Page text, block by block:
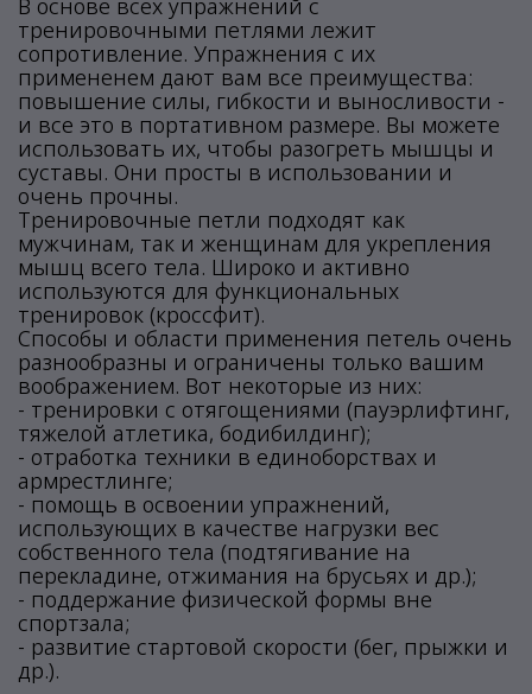
В основе всех упражнений с
тренировочными петлями лежит
сопротивление. Упражнения с их
примененем дают вам все преимущества:
повышение силы, гибкости и выносливости -
и все это в портативном размере. Вы можете
использовать их, чтобы разогреть мышцы и
суставы. Они просты в использовании и
очень прочны.
Тренировочные петли подходят как
мужчинам, так и женщинам для укрепления
мышц всего тела. Широко и активно
используются для функциональных
тренировок (кроссфит).
Способы и области применения петель очень
разнообразны и ограничены только вашим
воображением. Вот некоторые из них:
- тренировки с отягощениями (пауэрлифтинг,
тяжелой атлетика, бодибилдинг);
- отработка техники в единоборствах и
армрестлинге;
- помощь в освоении упражнений,
использующих в качестве нагрузки вес
собственного тела (подтягивание на
перекладине, отжимания на брусьях и др.);
- поддержание физической формы вне
спортзала;
- развитие стартовой скорости (бег, прыжки и
др.).